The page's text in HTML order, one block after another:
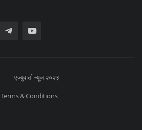
एज्युवार्ता न्यूज २०२३
Terms & Conditions